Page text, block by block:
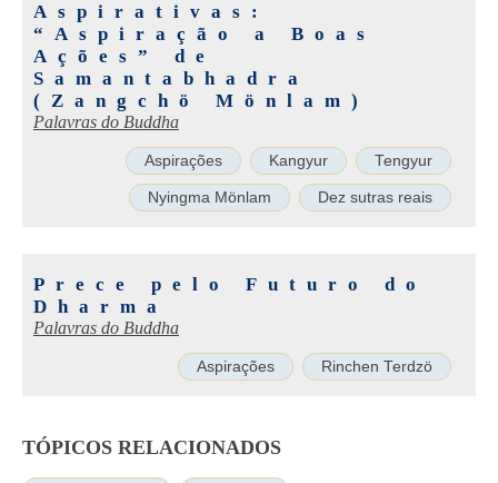
Aspirativas:
“Aspiração a Boas
Ações” de
Samantabhadra
(Zangchö Mönlam)
Palavras do Buddha
Aspirações Kangyur Tengyur
Nyingma Mönlam Dez sutras reais
Prece pelo Futuro do
Dharma
Palavras do Buddha
Aspirações Rinchen Terdzö
TÓPICOS RELACIONADOS